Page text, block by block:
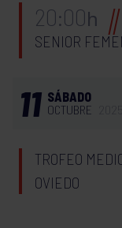
20:00h
SENIOR
11 SÁBADO
OCTUBRE
TROFEO
OVIEDO